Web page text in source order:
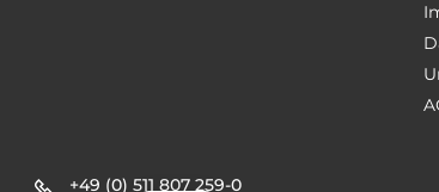
+49 (0) 511 807 259-0